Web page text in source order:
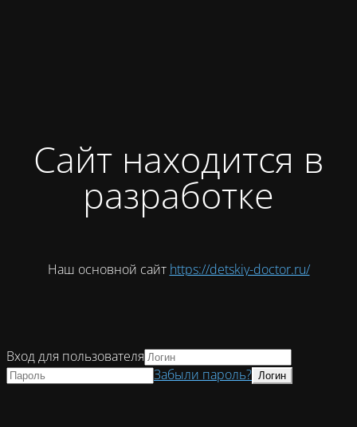
Сайт находится в
разработке
Наш основной сайт https://detskiy-doctor.ru/
Вход для пользователя
Забыли пароль?